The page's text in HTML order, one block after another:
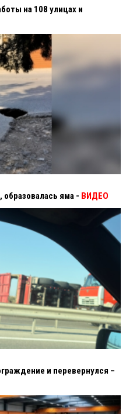
на 108 улицах и
яма - ВИДЕО
и перевернулся –